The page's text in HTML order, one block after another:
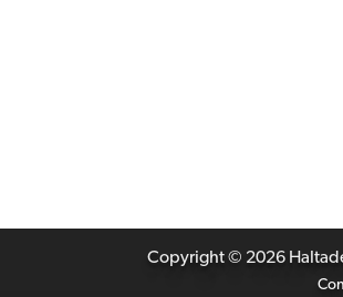
Copyright © 2026